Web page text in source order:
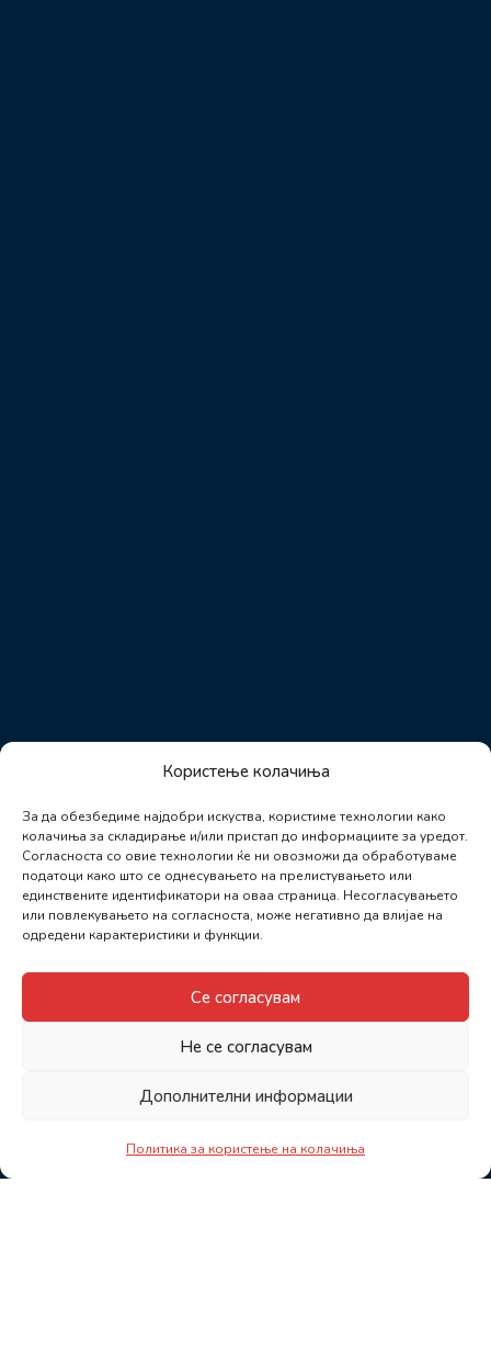
Користење колачиња
За да обезбедиме најдобри искуства, користиме технологии како
колачиња за складирање и/или пристап до информациите за уредот.
Согласноста со овие технологии ќе ни овозможи да обработуваме
податоци како што се однесувањето на прелистувањето или
единствените идентификатори на оваа страница. Несогласувањето
или повлекувањето на согласноста, може негативно да влијае на
одредени карактеристики и функции.
Се согласувам
Не се согласувам
Дополнителни информации
Политика за користење на колачиња